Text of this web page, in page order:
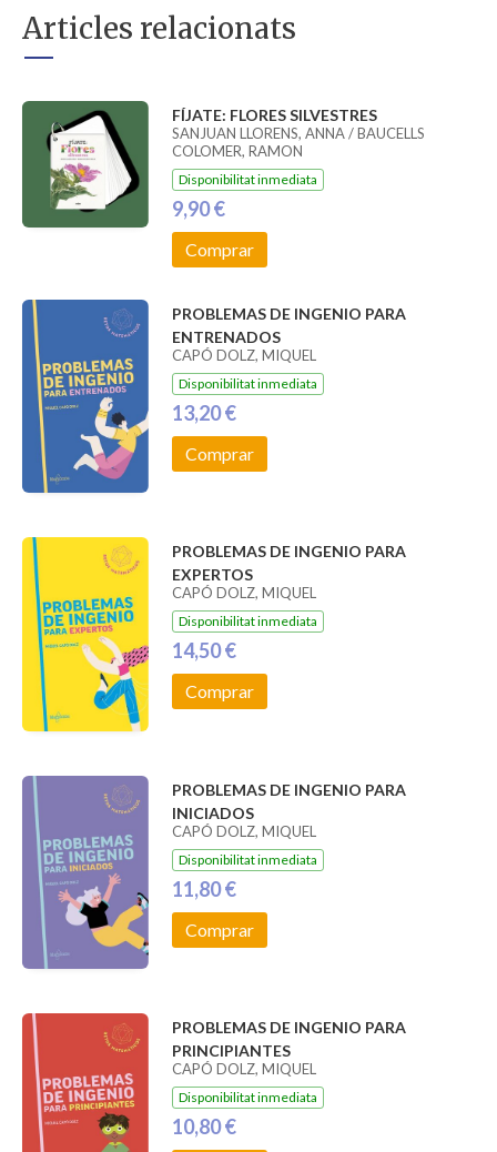
Articles relacionats
FÍJATE: FLORES SILVESTRES
SANJUAN LLORENS, ANNA / BAUCELLS
COLOMER, RAMON
Disponibilitat inmediata
9,90 €
Comprar
PROBLEMAS DE INGENIO PARA
ENTRENADOS
CAPÓ DOLZ, MIQUEL
Disponibilitat inmediata
13,20 €
Comprar
PROBLEMAS DE INGENIO PARA
EXPERTOS
CAPÓ DOLZ, MIQUEL
Disponibilitat inmediata
14,50 €
Comprar
PROBLEMAS DE INGENIO PARA
INICIADOS
CAPÓ DOLZ, MIQUEL
Disponibilitat inmediata
11,80 €
Comprar
PROBLEMAS DE INGENIO PARA
PRINCIPIANTES
CAPÓ DOLZ, MIQUEL
Disponibilitat inmediata
10,80 €